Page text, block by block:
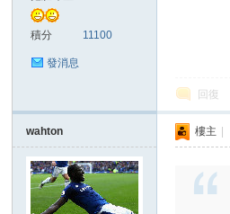
積分 11100
發消息
回復
wahton 樓主